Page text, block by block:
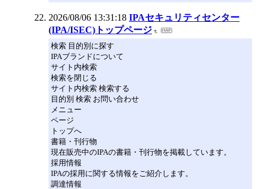
2026/08/06 13:31:18 IPAセキュリティセンター
(IPA/ISEC)トップページ
検索 目的別に探す
IPAブランドについて
サイト内検索
検索を閉じる
サイト内検索 検索する
目的別 検索 お問い合わせ
メニュー
ページ
トップへ
書籍・刊行物
現在販売中のIPAの書籍・刊行物を掲載しています。
採用情報
IPAの採用に関する情報をご紹介します。
調達情報